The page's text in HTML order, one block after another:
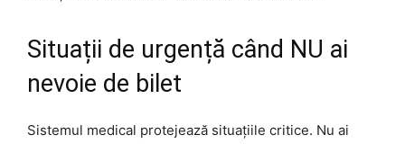
Situații de urgență când NU ai
nevoie de bilet
Sistemul medical protejează situațiile critice. Nu ai